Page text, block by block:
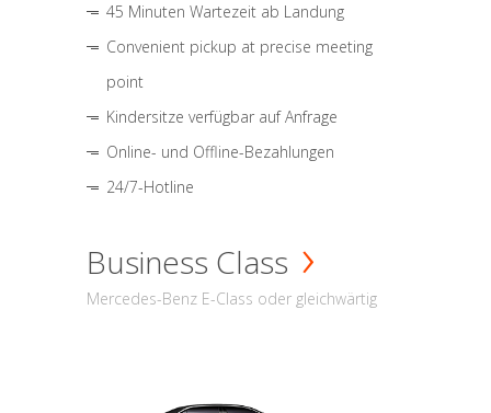
45 Minuten Wartezeit ab Landung
Convenient pickup at precise meeting
point
Kindersitze verfügbar auf Anfrage
Online- und Offline-Bezahlungen
24/7-Hotline
Business Class
Mercedes-Benz E-Class oder gleichwärtig